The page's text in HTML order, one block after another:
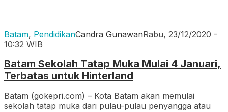
Batam, PendidikanCandra GunawanRabu, 23/12/2020 -
10:32 WIB
Batam Sekolah Tatap Muka Mulai 4 Januari,
Terbatas untuk Hinterland
Batam (gokepri.com) – Kota Batam akan memulai
sekolah tatap muka dari pulau-pulau penyangga atau